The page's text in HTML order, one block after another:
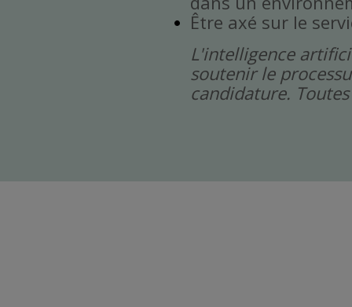
Être axé sur le
L'intelligence
soutenir le
candidature.